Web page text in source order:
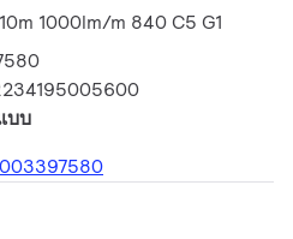
1000lm/m 840 C5 G1
บบ